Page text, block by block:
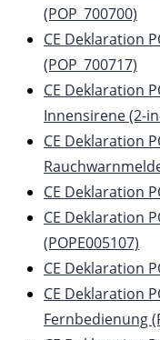
(POP_700700)
CE Deklaration
(POP_700717)
CE Deklaration
Innensirene (2-
CE Deklaration
CE Deklaration
CE Deklaration
(POPE005107)
CE Deklaration
CE Deklaration
Fernbedienung